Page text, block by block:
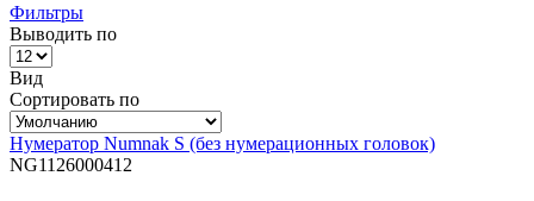
Фильтры
Выводить по
Вид
Сортировать по
Нумератор Numnak S (без нумерационных головок)
NG1126000412